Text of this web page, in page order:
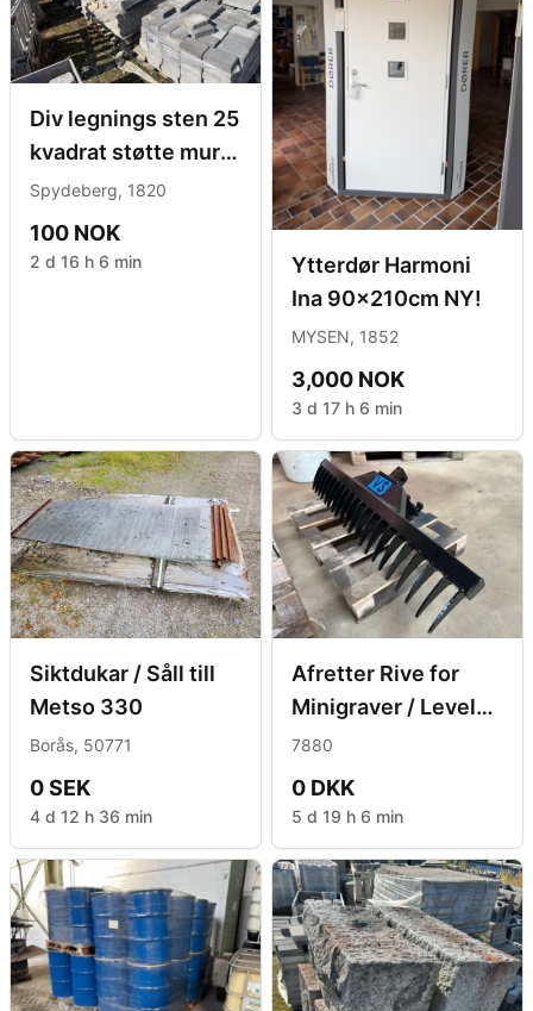
Div legnings sten 25
kvadrat støtte mur 3
kvadrat
Spydeberg, 1820
100 NOK
2 d 16 h 6 min
Ytterdør Harmoni
Ina 90x210cm NY!
MYSEN, 1852
3,000 NOK
3 d 17 h 6 min
Siktdukar / Såll till
Metso 330
Borås, 50771
0 SEK
4 d 12 h 36 min
Afretter Rive for
Minigraver / Leveler
Rive for Mini
Excavator
7880
0 DKK
5 d 19 h 6 min